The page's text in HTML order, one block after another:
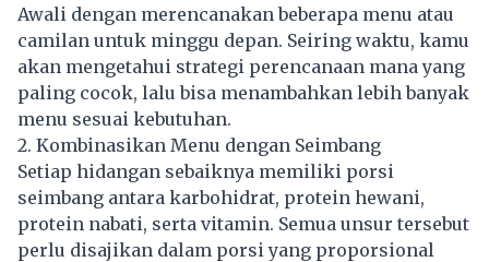
Awali dengan merencanakan beberapa menu atau
camilan untuk minggu depan. Seiring waktu, kamu
akan mengetahui strategi perencanaan mana yang
paling cocok, lalu bisa menambahkan lebih banyak
menu sesuai kebutuhan.
2. Kombinasikan Menu dengan Seimbang
Setiap hidangan sebaiknya memiliki porsi
seimbang antara karbohidrat, protein hewani,
protein nabati, serta vitamin. Semua unsur tersebut
perlu disajikan dalam porsi yang proporsional